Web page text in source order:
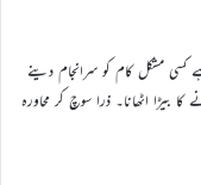
مشکل کام کو سرانجام دینے
بیڑا اٹھانا۔ ذرا سوچ کر محاورہ